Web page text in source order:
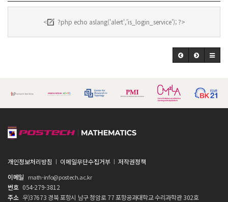
< ?php echo aslang('alert','is_login_service'); ?>
개인정보처리방침 이메일무단수집거부
저작권정책
이메일
math-info@postech.ac.kr
번호 054-279-3812
주소 우)37673 경북 포항시 남구 청암로 77 포항공과대학교 수리과학관 302호